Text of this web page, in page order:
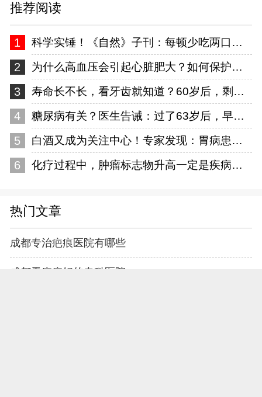
推荐阅读
1 科学实锤！《自然》子刊：每顿少吃两口，这种慢性病风险降一半
2 为什么高血压会引起心脏肥大？如何保护我们的心脏？一文讲清！
3 寿命长不长，看牙齿就知道？60岁后，剩多少颗才正常？告诉你答案
4 糖尿病有关？医生告诫：过了63岁后，早起主记“5不要”！
5 白酒又成为关注中心！专家发现：胃病患者喝白酒时，多留意5点
6 化疗过程中，肿瘤标志物升高一定是疾病进展了吗？告诉你答案
热门文章
成都专治疤痕医院有哪些
成都看疤痕好的专科医院